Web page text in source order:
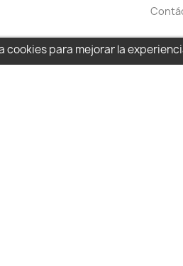
cookies para mejorar la